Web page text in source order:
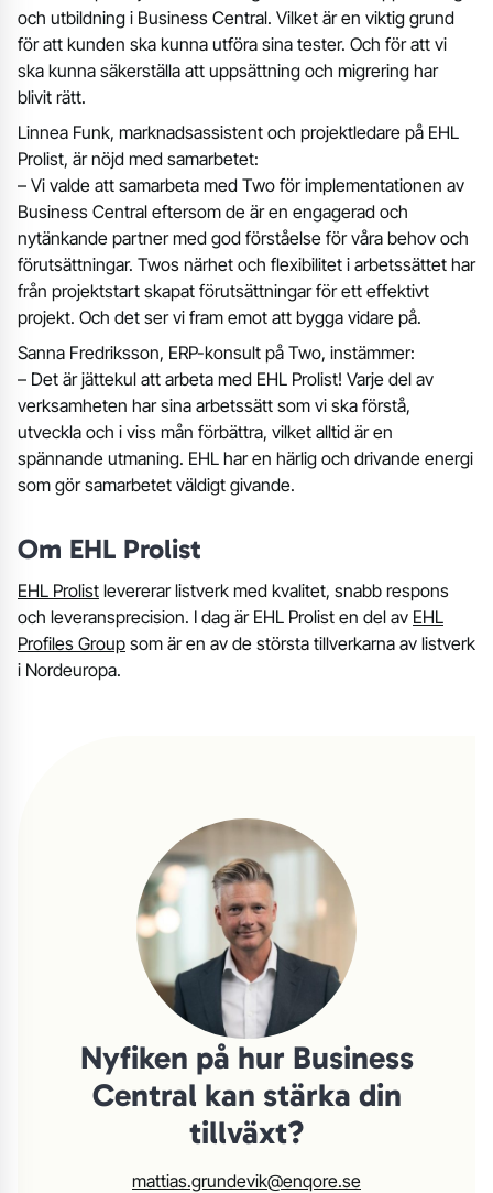
och utbildning i Business Central. Vilket är en viktig grund
för att kunden ska kunna utföra sina tester. Och för att vi
ska kunna säkerställa att uppsättning och migrering har
blivit rätt.
Linnea Funk, marknadsassistent och projektledare på EHL
Prolist, är nöjd med samarbetet:
– Vi valde att samarbeta med Two för implementationen av
Business Central eftersom de är en engagerad och
nytänkande partner med god förståelse för våra behov och
förutsättningar. Twos närhet och flexibilitet i arbetssättet har
från projektstart skapat förutsättningar för ett effektivt
projekt. Och det ser vi fram emot att bygga vidare på.
Sanna Fredriksson, ERP-konsult på Two, instämmer:
– Det är jättekul att arbeta med EHL Prolist! Varje del av
verksamheten har sina arbetssätt som vi ska förstå,
utveckla och i viss mån förbättra, vilket alltid är en
spännande utmaning. EHL har en härlig och drivande energi
som gör samarbetet väldigt givande.
Om EHL Prolist
EHL Prolist levererar listverk med kvalitet, snabb respons
och leveransprecision. I dag är EHL Prolist en del av EHL
Profiles Group som är en av de största tillverkarna av listverk
i Nordeuropa.
Nyfiken på hur Business
Central kan stärka din
tillväxt?
mattias.grundevik@enqore.se